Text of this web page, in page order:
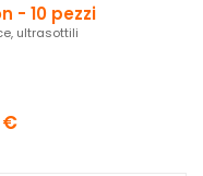
- 10 pezzi
ultrasottili
€